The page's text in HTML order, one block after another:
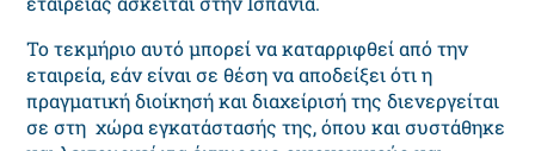
Το τεκμήριο αυτό μπορεί να καταρριφθεί από την
εταιρεία, εάν είναι σε θέση να αποδείξει ότι η
πραγματική διοίκησή και διαχείρισή της διενεργείται
σε στη χώρα εγκατάστασής της, όπου και συστάθηκε